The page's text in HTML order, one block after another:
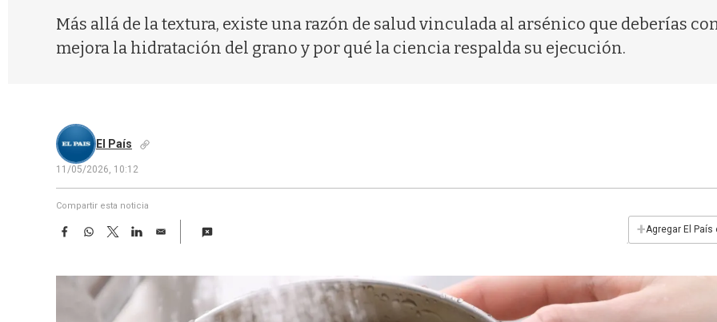
Más allá de la textura, existe una razón de salud vinculada al arsénico que deberías
mejora la hidratación del grano y por qué la ciencia respalda su ejecución.
El País
11/05/2026, 10:12
Compartir esta noticia
F
e
W
t
s
T
w
t
e
L
k
e
E
i
+Agregar El País